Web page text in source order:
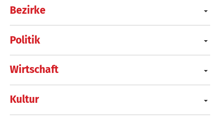
Bezirke
Politik
Wirtschaft
Kultur